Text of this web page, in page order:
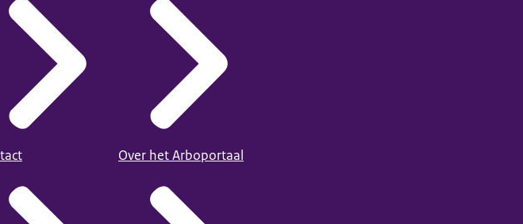
Over het Arboportaal